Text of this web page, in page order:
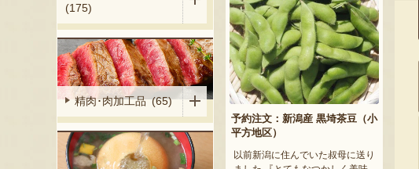
(175)
精肉･肉加工品 (65)
予約注文：新潟産 黒埼茶豆（小
平方地区）
以前新潟に住んでいた叔母に送り